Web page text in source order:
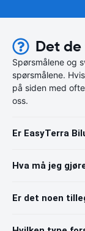
Det
Spørsmålene og
spørsmålene.
på siden med
oss.
Er EasyTerra
Hva må jeg
Er det noen